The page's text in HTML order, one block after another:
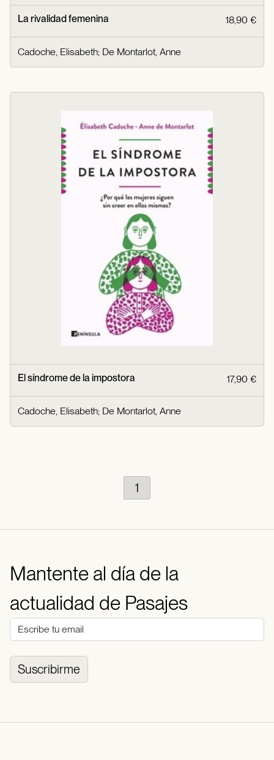
La rivalidad femenina 18,90 €
Cadoche, Elisabeth; De Montarlot, Anne
El síndrome de la impostora 17,90 €
Cadoche, Elisabeth; De Montarlot, Anne
1
Mantente al día de la
actualidad de Pasajes
Suscribirme